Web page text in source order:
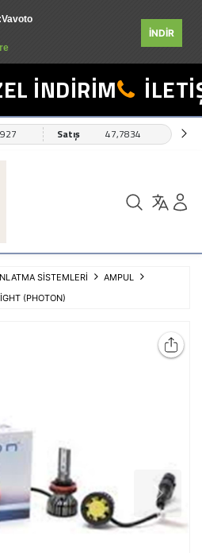
İNDİR
İNDİRİM
Satış 47,7834
SİSTEMLERİ
AMPUL
(PHOTON)